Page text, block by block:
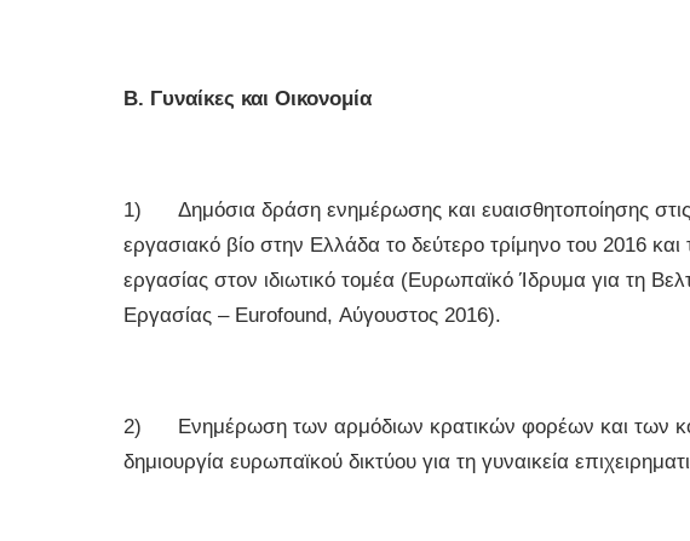
Β. Γυναίκες και Οικονομία
1) Δημόσια δράση ενημέρωσης και ευαισθητοποίησης στις
εργασιακό βίο στην Ελλάδα το δεύτερο τρίμηνο του 2016
εργασίας στον ιδιωτικό τομέα (Ευρωπαϊκό Ίδρυμα για τη
Εργασίας – Eurofound, Αύγουστος 2016).
2) Ενημέρωση των αρμόδιων κρατικών φορέων και των
δημιουργία ευρωπαϊκού δικτύου για τη γυναικεία